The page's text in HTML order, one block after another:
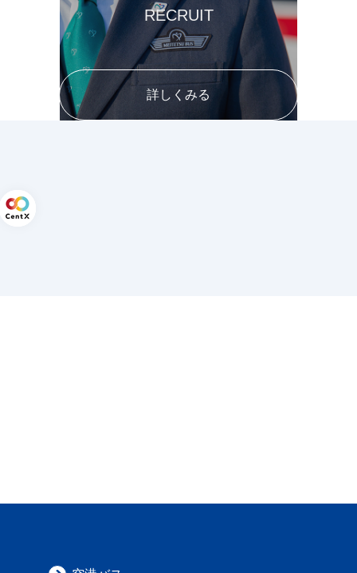
RECRUIT
詳しくみる